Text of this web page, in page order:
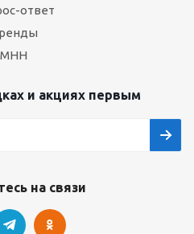
ответ
МНН
и акциях первым
на связи